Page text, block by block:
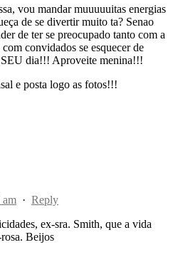
vou mandar muuuuuitas energias
de se divertir muito ta? Senao
de ter se preocupado tanto com a
convidados se esquecer de
dia!!! Aproveite menina!!!
e posta logo as fotos!!!
am · Reply
ex-sra. Smith, que a vida
Beijos